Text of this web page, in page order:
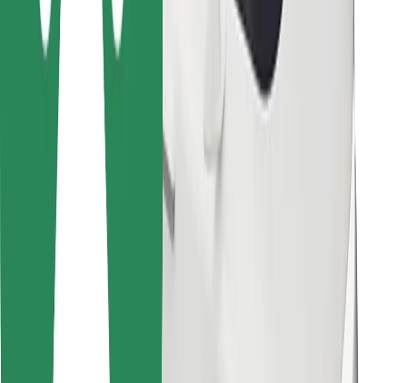
Bolt para empresas
Proveedores
Cookies
Seguridad
¡Conseguí un viaje en minutos!
Descargar la app de Bolt
Descargar la app de Bolt Food